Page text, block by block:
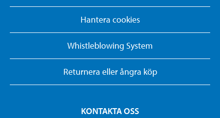
Hantera cookies
Whistleblowing System
Returnera eller ångra köp
KONTAKTA OSS